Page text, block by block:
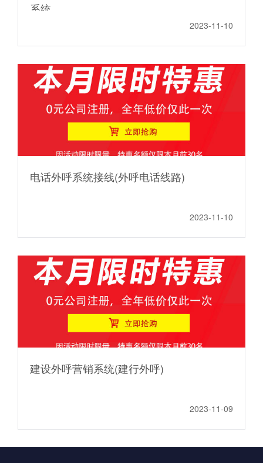
系统
2023-11-10
电话外呼系统接线(外呼电话线路)
2023-11-10
建设外呼营销系统(建行外呼)
2023-11-09